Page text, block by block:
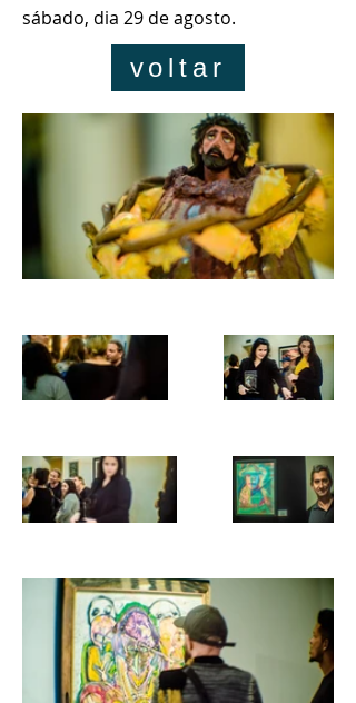
sábado, dia 29 de agosto.
voltar